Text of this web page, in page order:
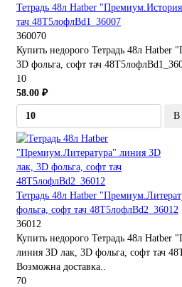
Тетрадь 48л Hatber
тач 48Т5лофлBd1_36007
360070
Купить недорого Тетрадь 48л Hatber
3D фольга, софт тач
10
58.00 ₽
В
Тетрадь 48л Hatber
фольга, софт тач 48Т5лофлBd2_36012
36012
Купить недорого Тетрадь 48л Hatber
линия 3D лак, 3D фольга, софт тач
Возможна доставка..
70